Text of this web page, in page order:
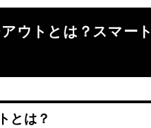
ウトとは？スマー
とは？